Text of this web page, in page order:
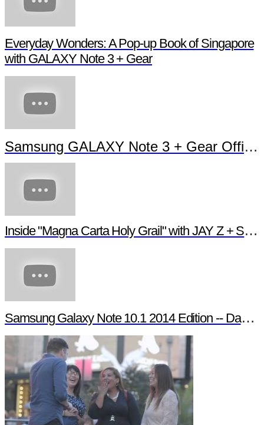
Everyday Wonders: A Pop-up Book of Singapore
with GALAXY Note 3 + Gear
Samsung GALAXY Note 3 + Gear Official TVC
Inside "Magna Carta Holy Grail" with JAY Z + Samsung
Samsung Galaxy Note 10.1 2014 Edition -- Day in the Life